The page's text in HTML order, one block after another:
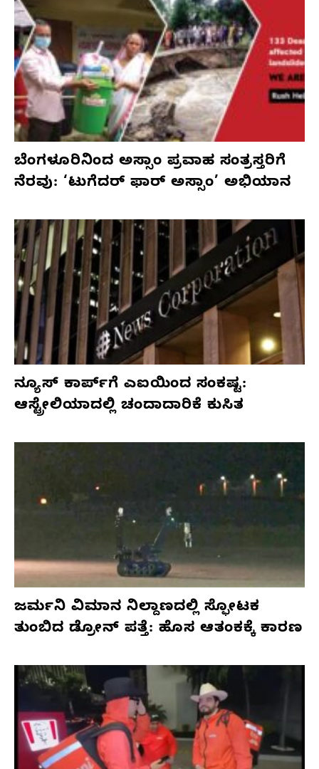
ಬೆಂಗಳೂರಿನಿಂದ ಅಸ್ಸಾಂ ಪ್ರವಾಹ ಸಂತ್ರಸ್ತರಿಗೆ
ನೆರವು: ‘ಟುಗೆದರ್ ಫಾರ್ ಅಸ್ಸಾಂ’ ಅಭಿಯಾನ
ನ್ಯೂಸ್ ಕಾರ್ಪ್‌ಗೆ ಎಐಯಿಂದ ಸಂಕಷ್ಟ:
ಆಸ್ಟ್ರೇಲಿಯಾದಲ್ಲಿ ಚಂದಾದಾರಿಕೆ ಕುಸಿತ
ಜರ್ಮನಿ ವಿಮಾನ ನಿಲ್ದಾಣದಲ್ಲಿ ಸ್ಫೋಟಕ
ತುಂಬಿದ ಡ್ರೋನ್ ಪತ್ತೆ: ಹೊಸ ಆತಂಕಕ್ಕೆ ಕಾರಣ